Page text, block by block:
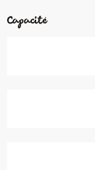
Capacité